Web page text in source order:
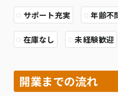
サポート充実 年齢不
在庫なし 未経験歓迎
開業までの流れ